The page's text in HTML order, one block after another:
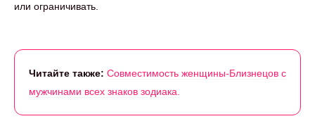
или ограничивать.
Читайте также: Совместимость женщины-Близнецов с
мужчинами всех знаков зодиака.